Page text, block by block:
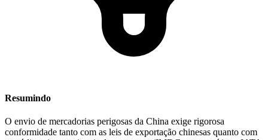
Resumindo
O envio de mercadorias perigosas da China exige rigorosa
conformidade tanto com as leis de exportação chinesas quanto com